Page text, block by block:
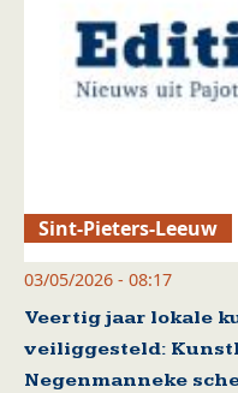
Sint-Pieters-Leeuw
03/05/2026 - 08:17
Veertig jaar lokale
veiliggesteld:
Negenmanneke